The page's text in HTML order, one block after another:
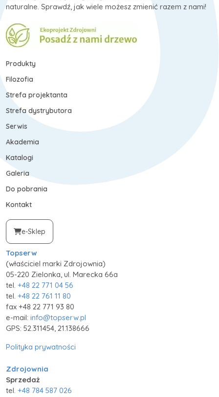
naturalne. Sprawdź, jak wiele możesz zmienić razem z nami!
Produkty
Filozofia
Strefa projektanta
Strefa dystrybutora
Serwis
Akademia
Katalogi
Galeria
Do pobrania
Kontakt
e-Sklep
Topserw
(właściciel marki Zdrojownia)
05-220 Zielonka, ul. Marecka 66a
tel. +48 22 771 04 56
tel. +48 22 761 11 80
fax +48 22 771 93 80
e-mail: info@topserw.pl
GPS: 52.311454, 21.138666
Polityka prywatności
Zdrojownia
Sprzedaż
tel. +48 784 587 026